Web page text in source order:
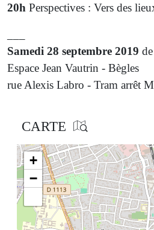
20h Perspectives : Vers des
Samedi 28 septembre 2019
Espace Jean Vautrin - Bègles
rue Alexis Labro - Tram arrêt
CARTE
+
−